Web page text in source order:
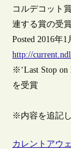
コルデコット
連する賞の受
Posted 2016年1
http://
※‘Last Stop on
を受賞
※内容を追記し
カレントアウ